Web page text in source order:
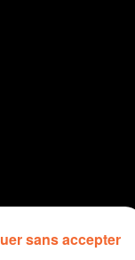
sans accepter